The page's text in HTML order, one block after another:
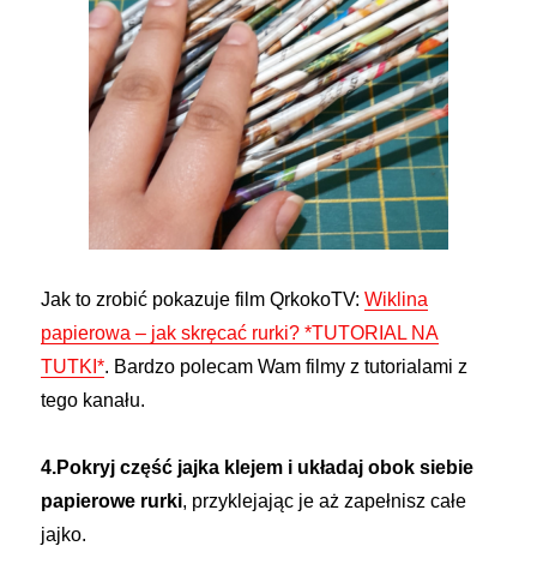
Jak to zrobić pokazuje film QrkokoTV:Wiklina
papierowa – jak skręcać rurki? *TUTORIAL NA
TUTKI*. Bardzo polecam Wam filmy z tutorialami z
tego kanału.
4.Pokryj część jajka klejem i układaj obok siebie
papierowe rurki, przyklejając je aż zapełnisz całe
jajko.